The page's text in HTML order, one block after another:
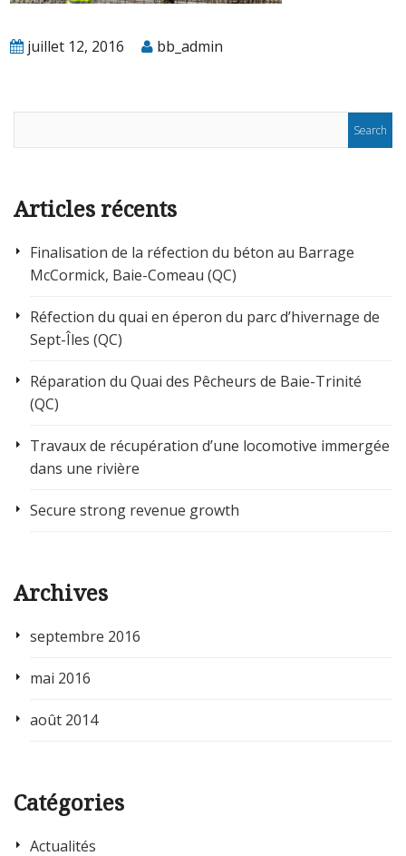
juillet 12, 2016 bb_admin
Articles récents
Finalisation de la réfection du béton au Barrage
McCormick, Baie-Comeau (QC)
Réfection du quai en éperon du parc d’hivernage de
Sept-Îles (QC)
Réparation du Quai des Pêcheurs de Baie-Trinité
(QC)
Travaux de récupération d’une locomotive immergée
dans une rivière
Secure strong revenue growth
Archives
septembre 2016
mai 2016
août 2014
Catégories
Actualités